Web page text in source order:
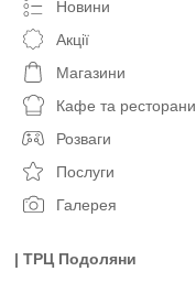
Новини
Акції
Магазини
Кафе та ресторани
Розваги
Послуги
Галерея
| ТРЦ Подоляни